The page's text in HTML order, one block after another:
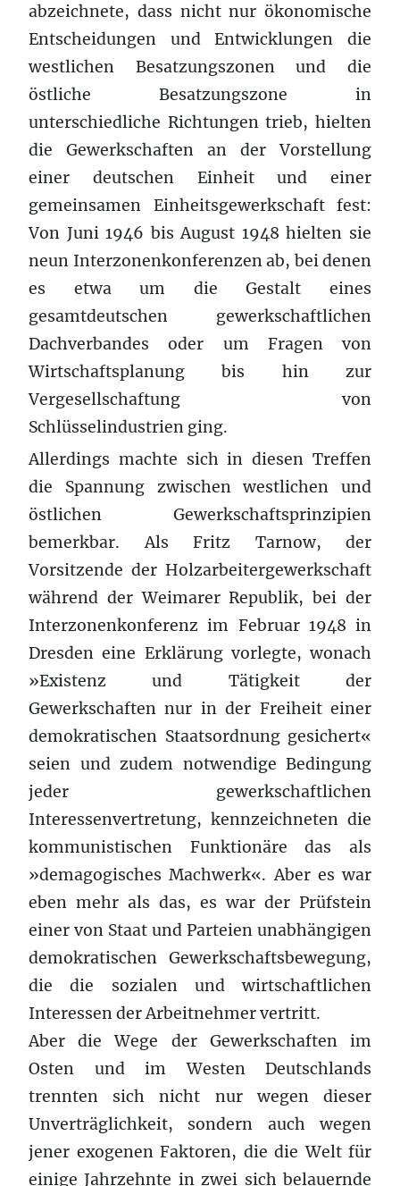
abzeichnete, dass nicht nur ökonomische
Entscheidungen und Entwicklungen die
westlichen Besatzungszonen und die
östliche Besatzungszone in
unterschiedliche Richtungen trieb, hielten
die Gewerkschaften an der Vorstellung
einer deutschen Einheit und einer
gemeinsamen Einheitsgewerkschaft fest:
Von Juni 1946 bis August 1948 hielten sie
neun Interzonenkonferenzen ab, bei denen
es etwa um die Gestalt eines
gesamtdeutschen gewerkschaftlichen
Dachverbandes oder um Fragen von
Wirtschaftsplanung bis hin zur
Vergesellschaftung von
Schlüsselindustrien ging.
Allerdings machte sich in diesen Treffen
die Spannung zwischen westlichen und
östlichen Gewerkschaftsprinzipien
bemerkbar. Als Fritz Tarnow, der
Vorsitzende der Holzarbeitergewerkschaft
während der Weimarer Republik, bei der
Interzonenkonferenz im Februar 1948 in
Dresden eine Erklärung vorlegte, wonach
»Existenz und Tätigkeit der
Gewerkschaften nur in der Freiheit einer
demokratischen Staatsordnung gesichert«
seien und zudem notwendige Bedingung
jeder gewerkschaftlichen
Interessenvertretung, kennzeichneten die
kommunistischen Funktionäre das als
»demagogisches Machwerk«. Aber es war
eben mehr als das, es war der Prüfstein
einer von Staat und Parteien unabhängigen
demokratischen Gewerkschaftsbewegung,
die die sozialen und wirtschaftlichen
Interessen der Arbeitnehmer vertritt.
Aber die Wege der Gewerkschaften im
Osten und im Westen Deutschlands
trennten sich nicht nur wegen dieser
Unverträglichkeit, sondern auch wegen
jener exogenen Faktoren, die die Welt für
einige Jahrzehnte in zwei sich belauernde